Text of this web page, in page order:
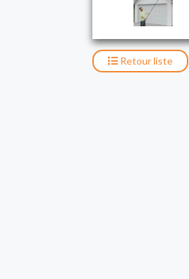
Retourliste